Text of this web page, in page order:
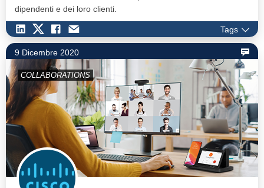
dipendenti e dei loro clienti.
Tags
9 Dicembre 2020
COLLABORATIONS